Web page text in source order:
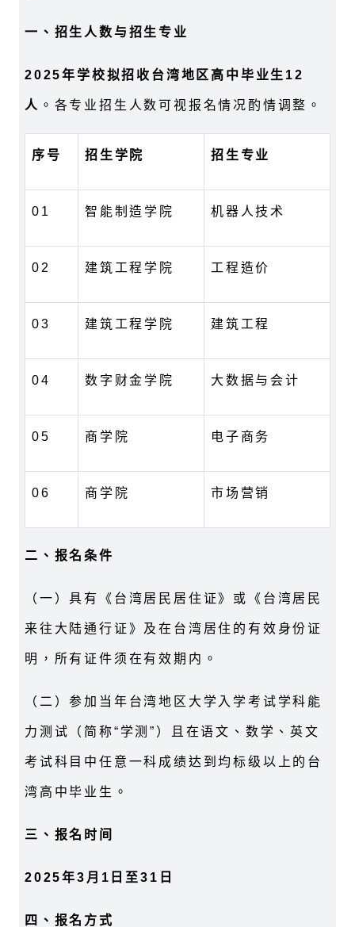
一、招生人数与招生专业
2025年学校拟招收台湾地区高中毕业生12
人 。各专业招生人数可视报名情况酌情调整。
序号 招生学院 招生专业
01 智能制造学院 机器人技术
02 建筑工程学院 工程造价
03 建筑工程学院 建筑工程
04 数字财金学院 大数据与会计
05 商学院 电子商务
06 商学院 市场营销
二、报名条件
（一）具有《台湾居民居住证》或《台湾居民
来往大陆通行证》及在台湾居住的有效身份证
明，所有证件须在有效期内。
（二）参加当年台湾地区大学入学考试学科能
力测试（简称“学测”）且在语文、数学、英文
考试科目中任意一科成绩达到均标级以上的台
湾高中毕业生。
三、报名时间
2025年3月1日至31日
四、报名方式